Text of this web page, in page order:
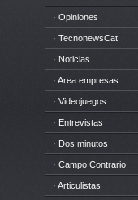
· Opiniones
· TecnonewsCat
· Noticias
· Area empresas
· Videojuegos
· Entrevistas
· Dos minutos
· Campo Contrario
· Articulistas